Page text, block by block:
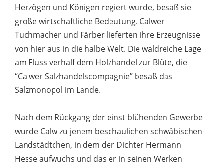
Herzögen und Königen regiert wurde, besaß sie
große wirtschaftliche Bedeutung. Calwer
Tuchmacher und Färber lieferten ihre Erzeugnisse
von hier aus in die halbe Welt. Die waldreiche Lage
am Fluss verhalf dem Holzhandel zur Blüte, die
“Calwer Salzhandelscompagnie” besaß das
Salzmonopol im Lande.
Nach dem Rückgang der einst blühenden Gewerbe
wurde Calw zu jenem beschaulichen schwäbischen
Landstädtchen, in dem der Dichter Hermann
Hesse aufwuchs und das er in seinen Werken